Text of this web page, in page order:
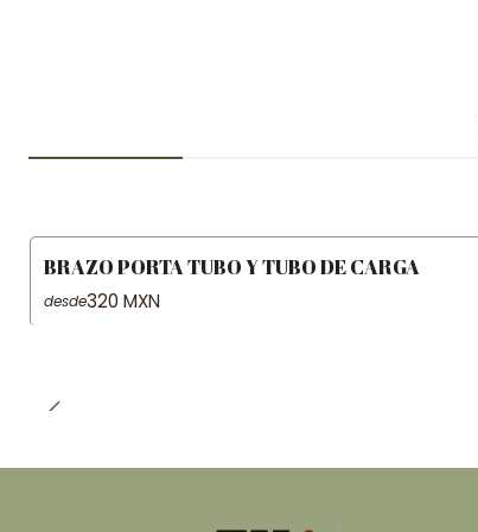
BRAZO PORTA TUBO Y TUBO DE CARGA
desde320 MXN